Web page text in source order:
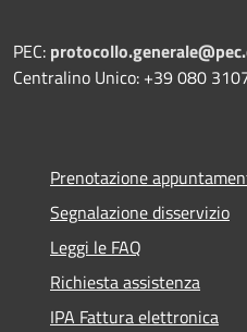
PEC:
Centralino Unico: +39 080
Prenotazione
Segnalazione disservizio
Leggi le FAQ
Richiesta assistenza
IPA Fattura elettronica